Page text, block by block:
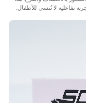
لا تُنسى للأطفال.